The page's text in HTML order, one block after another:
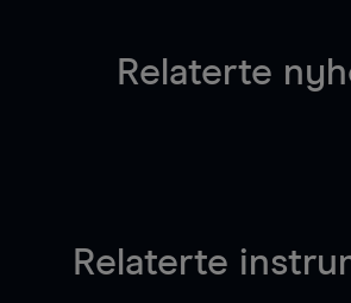
Relaterte
Relaterte